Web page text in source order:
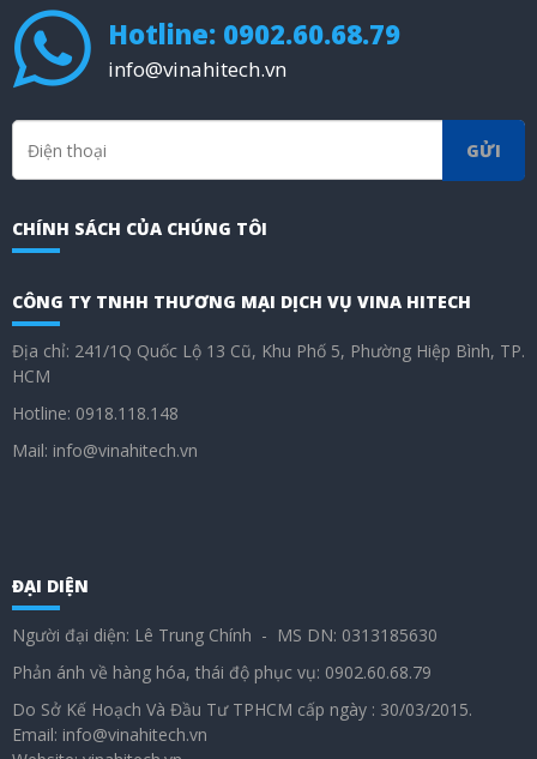
Hotline: 0902.60.68.79
info@vinahitech.vn
GỬI
CHÍNH SÁCH CỦA CHÚNG TÔI
CÔNG TY TNHH THƯƠNG MẠI DỊCH VỤ VINA HITECH
Địa chỉ: 241/1Q Quốc Lộ 13 Cũ, Khu Phố 5, Phường Hiệp Bình, TP.
HCM
Hotline: 0918.118.148
Mail: info@vinahitech.vn
ĐẠI DIỆN
Người đại diện: Lê Trung Chính - MS DN: 0313185630
Phản ánh về hàng hóa, thái độ phục vụ: 0902.60.68.79
Do Sở Kế Hoạch Và Đầu Tư TPHCM cấp ngày : 30/03/2015.
Email: info@vinahitech.vn